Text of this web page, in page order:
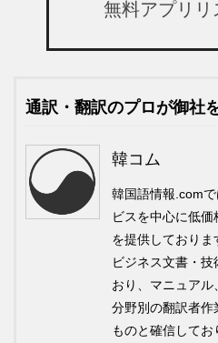
無料アプリリ
通訳・翻訳のプロが御社
韓コム
韓国語情報.com
ビスを中心に低
を提供しておりま
ビジネス文書・
おり、マニュアル
分野別の翻訳者作
ものと確信してお